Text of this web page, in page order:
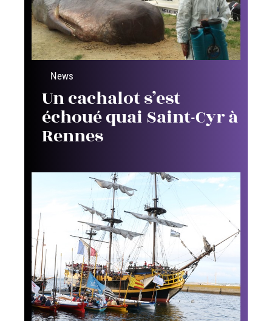
News
Un cachalot s’est
échoué quai Saint-Cyr à
Rennes